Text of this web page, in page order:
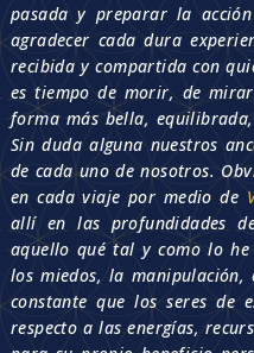
pasada y preparar la
agradecer cada dura
recibida y compartida con
es tiempo de morir, de
forma más bella,
Sin duda alguna nuestros
de cada uno de nosotros.
en cada viaje por medio de
allí en las profundidades
aquello qué tal y como lo
los miedos, la manipulación,
constante que los seres de
respecto a las energías,